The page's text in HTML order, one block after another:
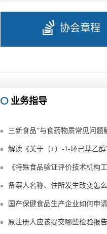
协会章程
业务指导
三新食品”与食药物质常见问题
备案人名称、住所发生改变怎么
国产保健食品生产企业如何申请
原注册人应该提交哪些检验报告